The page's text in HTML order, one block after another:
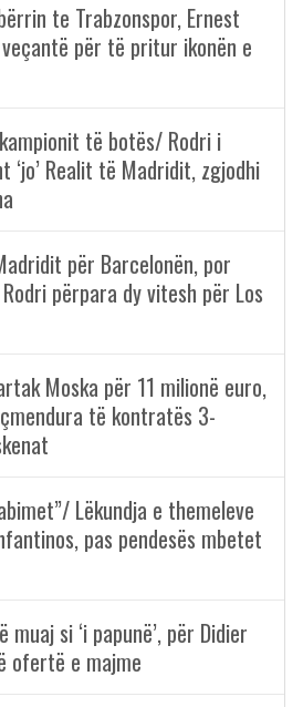
te Trabzonspor, Ernest
për të pritur ikonën e
të botës/ Rodri i
Realit të Madridit, zgjodhi
për Barcelonën, por
përpara dy vitesh për Los
Moska për 11 milionë euro,
të kontratës 3-
Lëkundja e themeleve
pas pendesës mbetet
muaj si ‘i papunë’, për Didier
ofertë e majme